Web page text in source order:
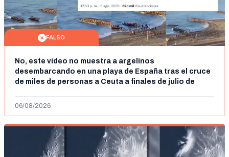
FALSO
No, este vídeo no muestra a argelinos
desembarcando en una playa de España tras el cruce
de miles de personas a Ceuta a finales de julio de
06/08/2026